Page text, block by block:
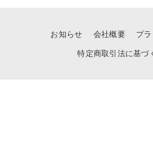
お知らせ 会社概要 プ
特定商取引法に基づ